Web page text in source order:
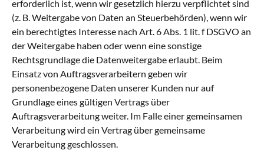
erforderlich ist, wenn wir gesetzlich hierzu verpflichtet sind
(z. B. Weitergabe von Daten an Steuerbehörden), wenn wir
ein berechtigtes Interesse nach Art. 6 Abs. 1 lit. f DSGVO an
der Weitergabe haben oder wenn eine sonstige
Rechtsgrundlage die Datenweitergabe erlaubt. Beim
Einsatz von Auftragsverarbeitern geben wir
personenbezogene Daten unserer Kunden nur auf
Grundlage eines gültigen Vertrags über
Auftragsverarbeitung weiter. Im Falle einer gemeinsamen
Verarbeitung wird ein Vertrag über gemeinsame
Verarbeitung geschlossen.